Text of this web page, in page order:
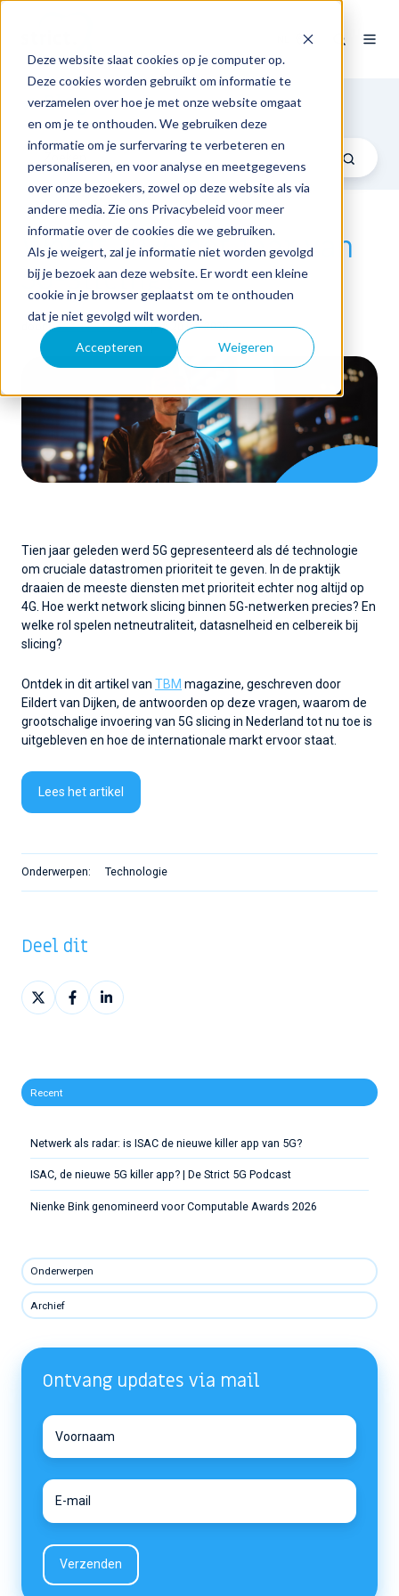
Deze website slaat cookies op je computer op.
Deze cookies worden gebruikt om informatie te
verzamelen over hoe je met onze website omgaat
en om je te onthouden. We gebruiken deze
informatie om je surfervaring te verbeteren en
personaliseren, en voor analyse en meetgegevens
over onze bezoekers, zowel op deze website als via
andere media. Zie ons Privacybeleid voor meer
informatie over de cookies die we gebruiken.
Als je weigert, zal je informatie niet worden gevolgd
bij je bezoek aan deze website. Er wordt een kleine
cookie in je browser geplaatst om te onthouden
dat je niet gevolgd wilt worden.
Accepteren Weigeren
Blog
Wordt 2026 het jaar van
5G-Slicing?
Eildert van Dijkenop di 20 jan 2026
Tien jaar geleden werd 5G gepresenteerd als dé technologie
om cruciale datastromen prioriteit te geven. In de praktijk
draaien de meeste diensten met prioriteit echter nog altijd op
4G. Hoe werkt network slicing binnen 5G-netwerken precies? En
welke rol spelen netneutraliteit, datasnelheid en celbereik bij
slicing?
Ontdek in dit artikel van TBM magazine, geschreven door
Eildert van Dijken, de antwoorden op deze vragen, waarom de
grootschalige invoering van 5G slicing in Nederland tot nu toe is
uitgebleven en hoe de internationale markt ervoor staat.
Lees het artikel
Onderwerpen: Technologie
Deel dit
Deel
op
Deel
op
Deel
op
Recent
Netwerk als radar: is ISAC de nieuwe killer app van 5G?
ISAC, de nieuwe 5G killer app? | De Strict 5G Podcast
Nienke Bink genomineerd voor Computable Awards 2026
Onderwerpen
Archief
Ontvang updates via mail
Voornaam
Voornaam
E-
mail*
E-
mail